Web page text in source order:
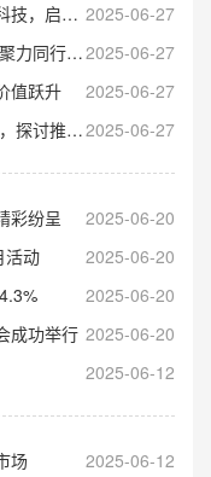
2025-06-27
岛之国
2025-06-27
创新未来
2025-06-27
值跃升
2025-06-27
发展新模式
2025-06-20
彩纷呈
2025-06-20
活动
2025-06-20
2025-06-20
成功举行
2025-06-12
2025-06-12
场